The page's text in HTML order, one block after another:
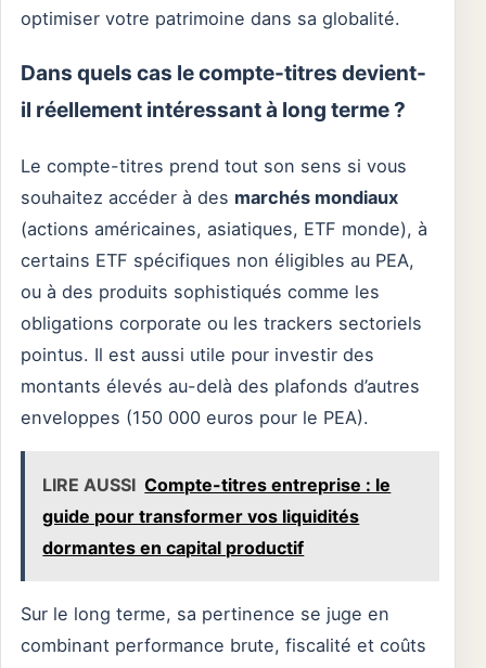
optimiser votre patrimoine dans sa globalité.
Dans quels cas le compte-titres devient-
il réellement intéressant à long terme ?
Le compte-titres prend tout son sens si vous
souhaitez accéder à des marchés mondiaux
(actions américaines, asiatiques, ETF monde), à
certains ETF spécifiques non éligibles au PEA,
ou à des produits sophistiqués comme les
obligations corporate ou les trackers sectoriels
pointus. Il est aussi utile pour investir des
montants élevés au-delà des plafonds d’autres
enveloppes (150 000 euros pour le PEA).
LIRE AUSSI Compte-titres entreprise : le
guide pour transformer vos liquidités
dormantes en capital productif
Sur le long terme, sa pertinence se juge en
combinant performance brute, fiscalité et coûts